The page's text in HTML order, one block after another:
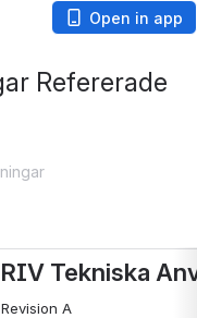
Open in app
Refererade
RIV Tekniska
Revision A